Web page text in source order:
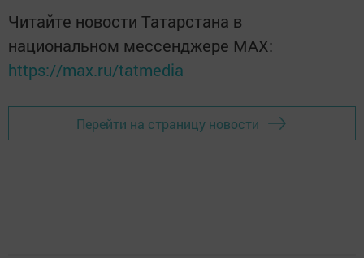
Читайте новости Татарстана в
национальном мессенджере MАХ:
https://max.ru/tatmedia
Перейти на страницу новости